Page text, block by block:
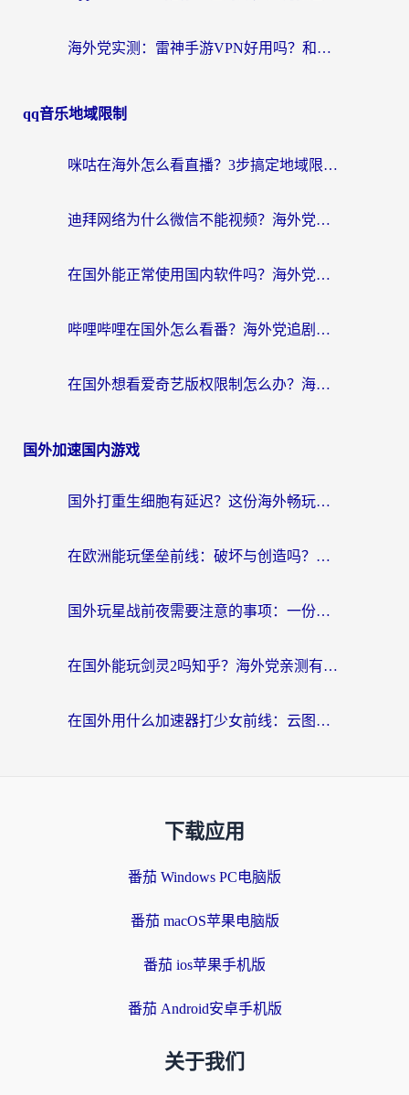
海外党实测：雷神手游VPN好用吗？和闪电VPN对比哪个回国效果更好？附小众工具深度测评
qq音乐地域限制
咪咕在海外怎么看直播？3步搞定地域限制，还能畅看腾讯视频与国内热剧
迪拜网络为什么微信不能视频？海外党必看的回国加速全攻略
在国外能正常使用国内软件吗？海外党亲测有效的无缝访问指南
哔哩哔哩在国外怎么看番？海外党追剧看片的终极解决方案
在国外想看爱奇艺版权限制怎么办？海外华人必看的追剧自由指南
国外加速国内游戏
国外打重生细胞有延迟？这份海外畅玩国服游戏加速器终极指南请收好
在欧洲能玩堡垒前线：破坏与创造吗？海外党国服游戏不卡顿的秘密
国外玩星战前夜需要注意的事项：一份来自老玩家的网络生存指南
在国外能玩剑灵2吗知乎？海外党亲测有效的国服游戏加速指南
在国外用什么加速器打少女前线：云图计划不卡？一个老玩家的掏心分享
下载应用
番茄 Windows PC电脑版
番茄 macOS苹果电脑版
番茄 ios苹果手机版
番茄 Android安卓手机版
关于我们